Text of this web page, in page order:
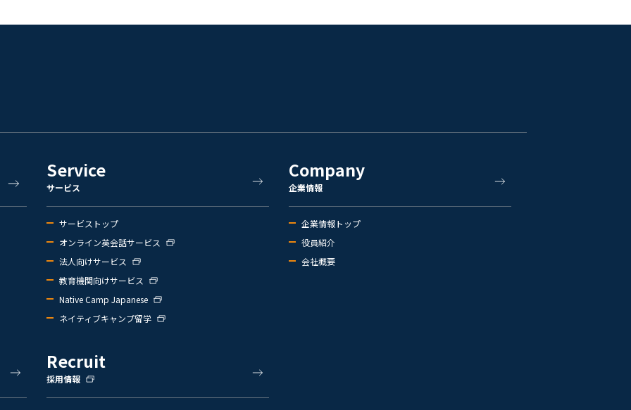
Service
サービス
サービストップ
オンライン英会話サービス
法人向けサービス
教育機関向けサービス
Native Camp Japanese
ネイティブキャンプ留学
Company
企業情報
企業情報トップ
役員紹介
会社概要
Recruit
採用情報